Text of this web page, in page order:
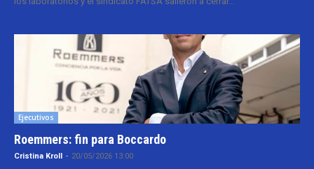
Ejecutivos
Roemmers: fin para Boccardo
Cristina Kroll - 20/05/2026 13:00